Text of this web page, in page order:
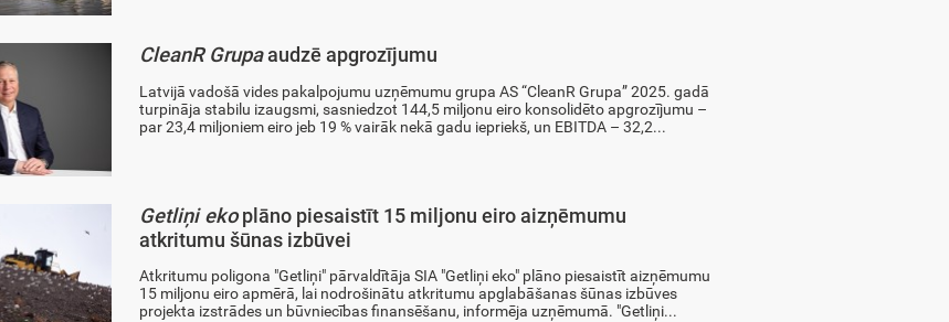
CleanR Grupaaudzē apgrozījumu
Latvijā vadošā vides pakalpojumu uzņēmumu grupa AS “CleanR Grupa” 2025. gadā
turpināja stabilu izaugsmi, sasniedzot 144,5 miljonu eiro konsolidēto apgrozījumu –
par 23,4 miljoniem eiro jeb 19 % vairāk nekā gadu iepriekš, un EBITDA – 32,2...
Getliņi ekoplāno piesaistīt 15 miljonu eiro aizņēmumu
atkritumu šūnas izbūvei
Atkritumu poligona "Getliņi" pārvaldītāja SIA "Getliņi eko" plāno piesaistīt aizņēmumu
15 miljonu eiro apmērā, lai nodrošinātu atkritumu apglabāšanas šūnas izbūves
projekta izstrādes un būvniecības finansēšanu, informēja uzņēmumā. "Getliņi...